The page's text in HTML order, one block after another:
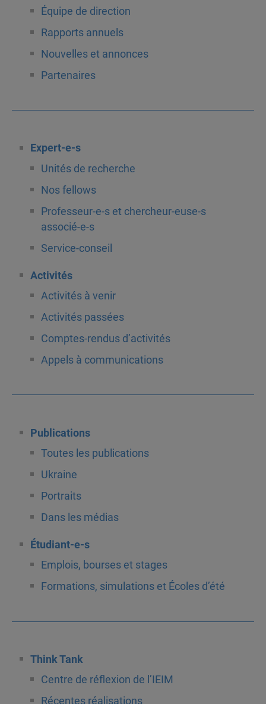
Équipe de direction
Rapports annuels
Nouvelles et annonces
Partenaires
Expert-e-s
Unités de recherche
Nos fellows
Professeur-e-s et chercheur-euse-s
associé-e-s
Service-conseil
Activités
Activités à venir
Activités passées
Comptes-rendus d’activités
Appels à communications
Publications
Toutes les publications
Ukraine
Portraits
Dans les médias
Étudiant-e-s
Emplois, bourses et stages
Formations, simulations et Écoles d’été
Think Tank
Centre de réflexion de l’IEIM
Récentes réalisations